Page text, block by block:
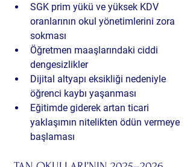
SGK prim yükü ve yüksek KDV
oranlarının okul yönetimlerini zora
sokması
Öğretmen maaşlarındaki ciddi
dengesizlikler
Dijital altyapı eksikliği nedeniyle
öğrenci kaybı yaşanması
Eğitimde giderek artan ticari
yaklaşımın nitelikten ödün vermeye
başlaması